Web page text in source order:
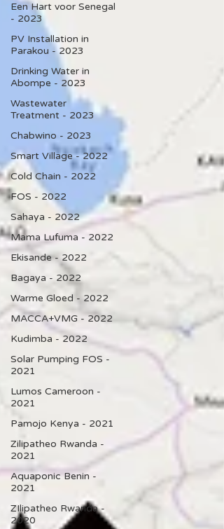
Een Hart voor Senegal
- 2023
PV Installation in
Parakou - 2023
Drinking Water in
Abompe - 2023
Wastewater
Treatment - 2023
Chabwino - 2023
Smart Village - 2022
Cold Chain - 2022
FOS - 2022
Sahaya - 2022
Mama Lufuma - 2022
Ekisande - 2022
Bagaya - 2022
Warme Gloed - 2022
MACCA+VMG - 2022
Kudimba - 2022
Solar Pumping FOS -
2021
Lumos Cameroon -
2021
Pamojo Kenya - 2021
Zilipatheo Rwanda -
2021
Aquaponic Benin -
2021
ZIlipatheo Rwanda -
2020